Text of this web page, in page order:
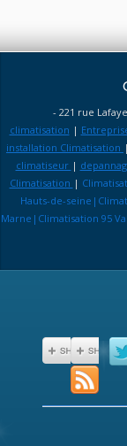
- 221 rue
climatisation |
installation Climatisation |
climatiseur |
Climatisation |
Hauts-de-
Marne|Climatisation 95